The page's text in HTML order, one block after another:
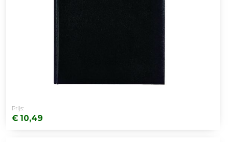
Prijs:
€ 10,49